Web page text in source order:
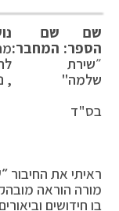
שם
הספר:
״שירת
שלמה"
שם
המחבר:
,
בס"ד
אייר
ראיתי את החיבור
מורה הוראה
בו חידושים וביאורים